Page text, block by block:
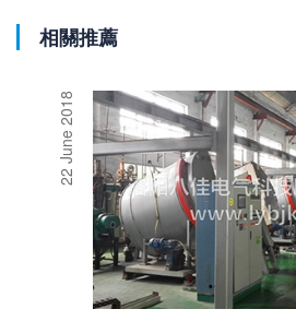
相關推薦
22 June 2018